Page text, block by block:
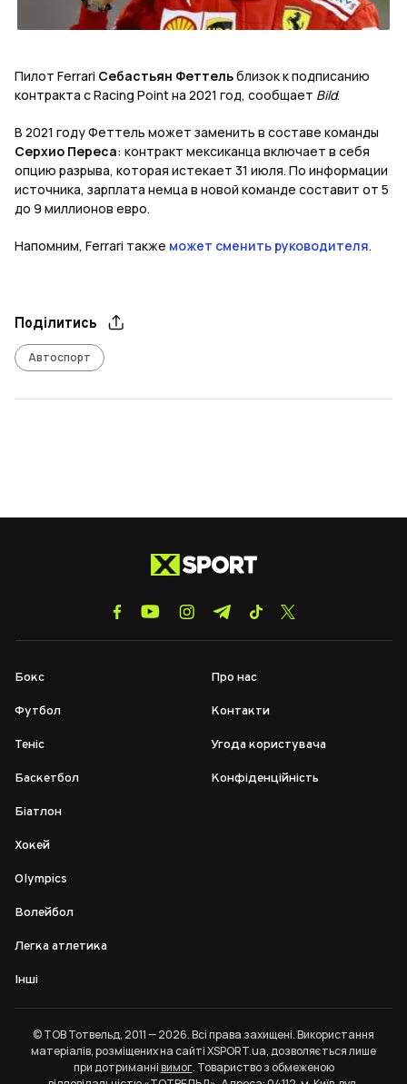
Пилот Ferrari Себастьян Феттельблизок к подписанию
контракта с Racing Point на 2021 год, сообщает Bild.
В 2021 году Феттель может заменить в составе команды
Серхио Переса: контракт мексиканца включает в себя
опцию разрыва, которая истекает 31 июля. По информации
источника, зарплата немца в новой команде составит от 5
до 9 миллионов евро.
Напомним, Ferrari также может сменить руководителя.
Поділитись
Автоспорт
Бокс
Футбол
Теніс
Баскетбол
Біатлон
Хокей
Olympics
Волейбол
Легка атлетика
Інші
Про нас
Контакти
Угода користувача
Конфіденційність
© ТОВ Тотвельд, 2011 — 2026. Всі права захищені. Використання
матеріалів, розміщених на сайті XSPORT.ua, дозволяється лише
при дотриманнівимог. Товариство з обмеженою